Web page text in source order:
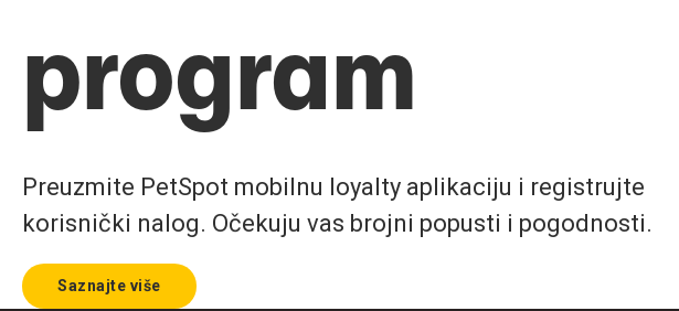
program
Preuzmite PetSpot mobilnu loyalty aplikaciju i registrujte
korisnički nalog. Očekuju vas brojni popusti i pogodnosti.
Saznajte više